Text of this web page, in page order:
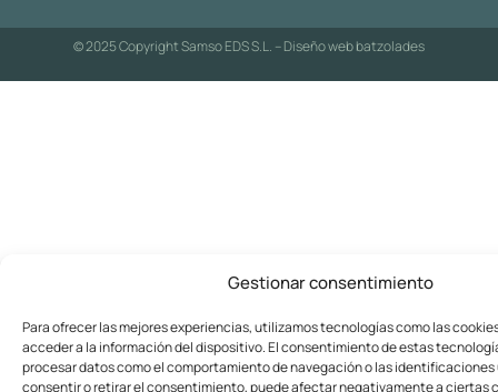
Gestionar consentimiento
Para ofrecer las mejores experiencias, utilizamos tecnologías como las
acceder a la información del dispositivo. El consentimiento de estas
procesar datos como el comportamiento de navegación o las identificaciones
consentir o retirar el consentimiento, puede afectar negativamente a ciertas
© 2025 Copyright Samso EDS S.L. – Diseño webbatzolades